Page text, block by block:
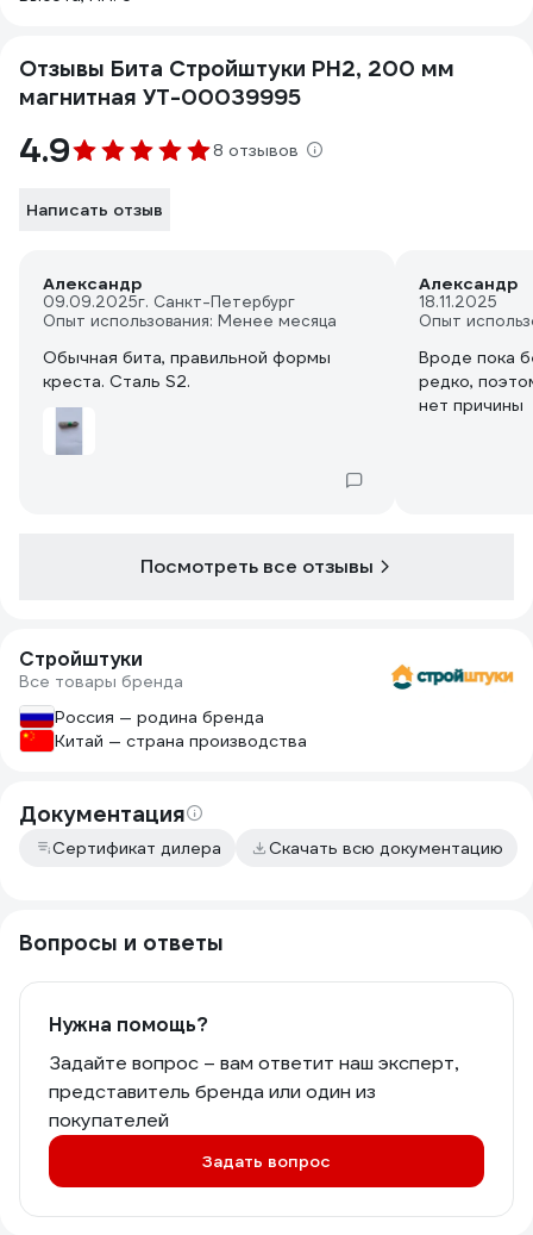
Отзывы Бита Стройштуки PH2, 200 мм
магнитная УТ-00039995
4.9 8 отзывов
Написать отзыв
Александр
09.09.2025г. Санкт-Петербург
Опыт использования: Менее месяца
Обычная бита, правильной формы
креста. Сталь S2.
Александр
18.11.2025
Опыт
Вроде пока
редко,
нет причины
Посмотреть все отзывы
Стройштуки
Все товары бренда
Россия — родина бренда
Китай — страна производства
Документация
Сертификат дилера Скачать всю документацию
Вопросы и ответы
Нужна помощь?
Задайте вопрос – вам ответит наш эксперт,
представитель бренда или один из
покупателей
Задать вопрос